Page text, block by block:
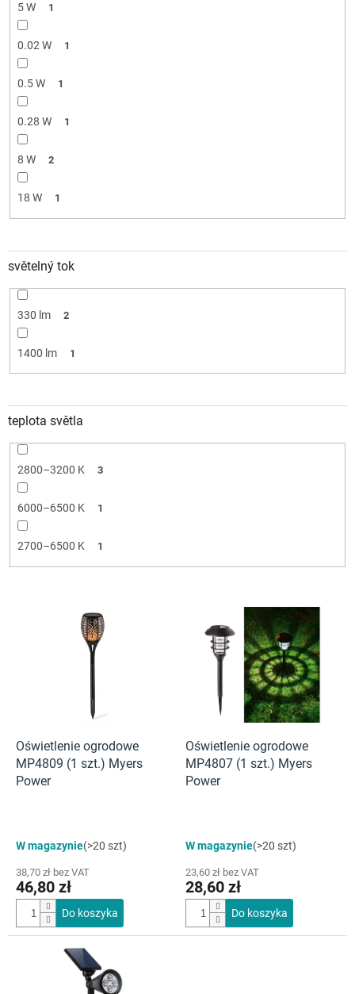
5 W 1
0.02 W 1
0.5 W 1
0.28 W 1
8 W 2
18 W 1
světelný tok
330 lm 2
1400 lm 1
teplota světla
2800–3200 K 3
6000–6500 K 1
2700–6500 K 1
Oświetlenie ogrodowe
MP4809 (1 szt.) Myers
Power
W magazynie(>20 szt)
38,70 zł bez VAT
46,80 zł
Do koszyka
Oświetlenie ogrodowe
MP4807 (1 szt.) Myers
Power
W magazynie(>20 szt)
23,60 zł bez VAT
28,60 zł
Do koszyka